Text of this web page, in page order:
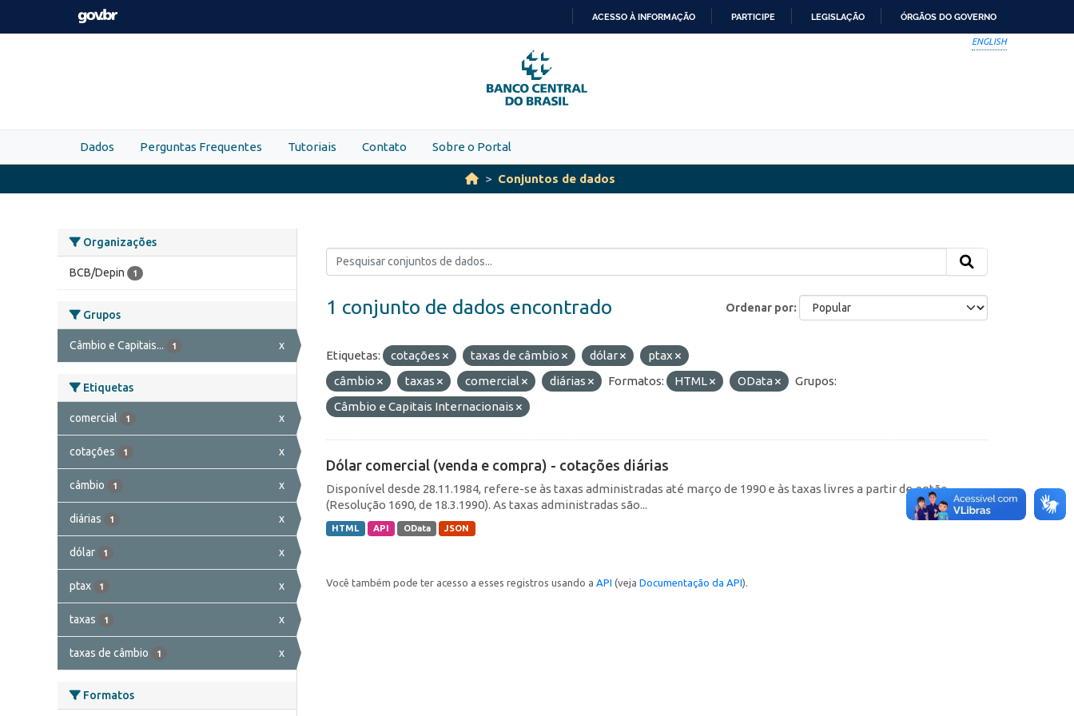
Skip to main content
PARA
O
CONTEÚDO
ACESSO À INFORMAÇÃO PARTICIPE LEGISLAÇÃO ÓRGÃOS DO GOVERNO
ENGLISH
Dados Perguntas Frequentes Tutoriais Contato Sobre o Portal
Conjuntos de dados
Organizações
BCB/Depin 1
Grupos
Câmbio e Capitais... 1 x
Etiquetas
comercial 1 x
cotações 1 x
câmbio 1 x
diárias 1 x
dólar 1 x
ptax 1 x
taxas 1 x
taxas de câmbio 1 x
Formatos
Ordenar por
1 conjunto de dados encontrado
Etiquetas: cotações taxas de câmbio dólar
ptax
câmbio
taxas comercial diárias Formatos: HTML OData
Grupos:
Câmbio e Capitais Internacionais
Dólar comercial (venda e compra) - cotações diárias
Disponível desde 28.11.1984, refere-se às taxas administradas até março de 1990 e às taxas livres a partir de então
(Resolução 1690, de 18.3.1990). As taxas administradas são...
HTML API OData JSON
Você também pode ter acesso a esses registros usando a API (veja Documentação da API).